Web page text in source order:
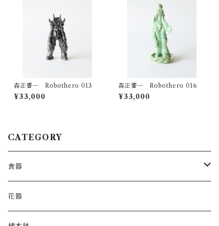
森正響一 Robothero 013
¥33,000
森正響一 Robothero 016
¥33,000
CATEGORY
食器
皿
花器